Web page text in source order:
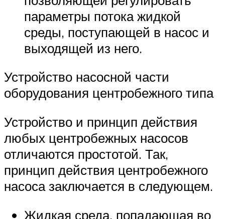
параметры потока жидкой
среды, поступающей в насос и
выходящей из него.
Устройство насосной части
оборудования центробежного типа
Устройство и принцип действия
любых центробежных насосов
отличаются простотой. Так,
принцип действия центробежного
насоса заключается в следующем.
Жидкая среда, попадающая во